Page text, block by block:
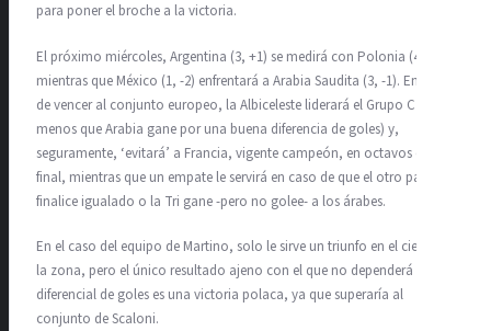
para poner el broche a la victoria.
El próximo miércoles, Argentina (3, +1) se medirá con Polonia (4, +2),
mientras que México (1, -2) enfrentará a Arabia Saudita (3, -1). En caso
de vencer al conjunto europeo, la Albiceleste liderará el Grupo C (a
menos que Arabia gane por una buena diferencia de goles) y,
seguramente, ‘evitará’ a Francia, vigente campeón, en octavos de
final, mientras que un empate le servirá en caso de que el otro parttido
finalice igualado o la Tri gane -pero no golee- a los árabes.
En el caso del equipo de Martino, solo le sirve un triunfo en el cierre de
la zona, pero el único resultado ajeno con el que no dependerá del
diferencial de goles es una victoria polaca, ya que superaría al
conjunto de Scaloni.